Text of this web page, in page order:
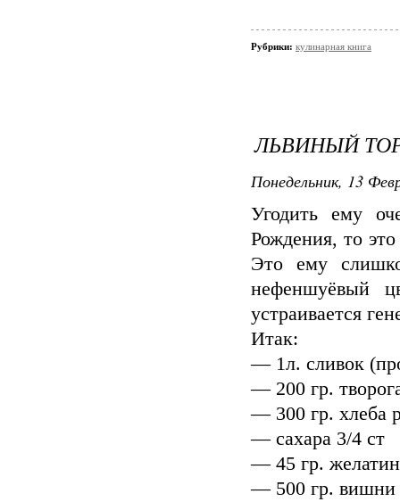
Рубрики: кулинарная книга
ЛЬВИНЫЙ
Понедельник, 13
Угодить ему
Рождения, то
Это ему
нефеншуёвый
устраивается
Итак:
— 1л. сливок
— 200 гр.
— 300 гр. хлеба
— сахара 3/4 ст
— 45 гр.
— 500 гр. вишни